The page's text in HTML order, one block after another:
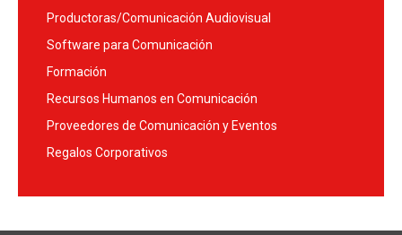
Productoras/Comunicación Audiovisual
Software para Comunicación
Formación
Recursos Humanos en Comunicación
Proveedores de Comunicación y Eventos
Regalos Corporativos